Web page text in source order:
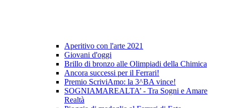
Aperitivo con l'arte 2021
Giovani d'oggi
Brillo di bronzo alle Olimpiadi della Chimica
Ancora successi per il Ferrari!
Premio ScriviAmo: la 3^BA vince!
SOGNIAMAREALTA’ - Tra Sogni e Amare
Realtà